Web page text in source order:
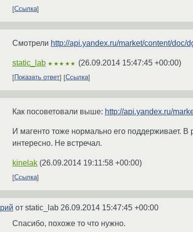
Ссылка
Смотрели http://api.yandex.ru/market/content/doc/
static_lab ★★★★★ (26.09.2014 15:47:45 +00:00)
Показать ответ Ссылка
Как посоветовали выше: http://api.yandex.ru/
И магенто тоже нормально его поддерживает. В
интересно. Не встречал.
kinelak (26.09.2014 19:11:58 +00:00)
Ссылка
от static_lab 26.09.2014 15:47:45 +00:00
Спасибо, похоже то что нужно.